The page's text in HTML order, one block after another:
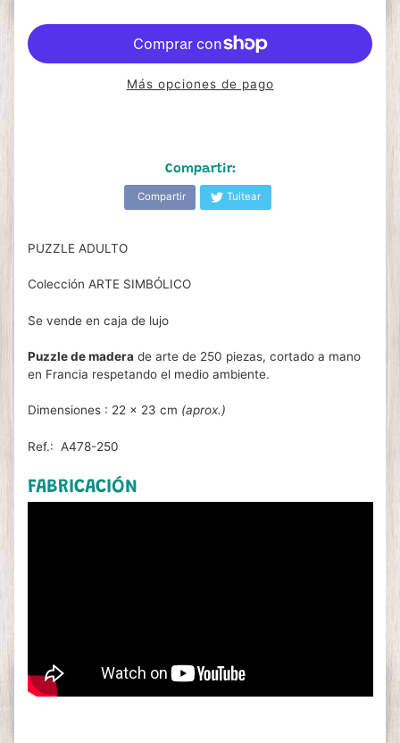
Más opciones de pago
Compartir:
Compartir Tuitear
PUZZLE ADULTO
Colección ARTE SIMBÓLICO
Se vende en caja de lujo
Puzzle de madera de arte de 250 piezas, cortado a mano
en Francia respetando el medio ambiente.
Dimensiones : 22 x 23 cm (aprox.)
Ref.: A478-250
FABRICACIÓN